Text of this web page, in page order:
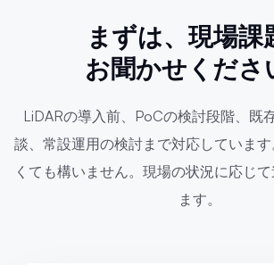
まずは、現場課
お聞かせくださ
LiDARの導入前、PoCの検討段階、既
談、常設運用の検討まで対応していま
くても構いません。現場の状況に応じ
ます。